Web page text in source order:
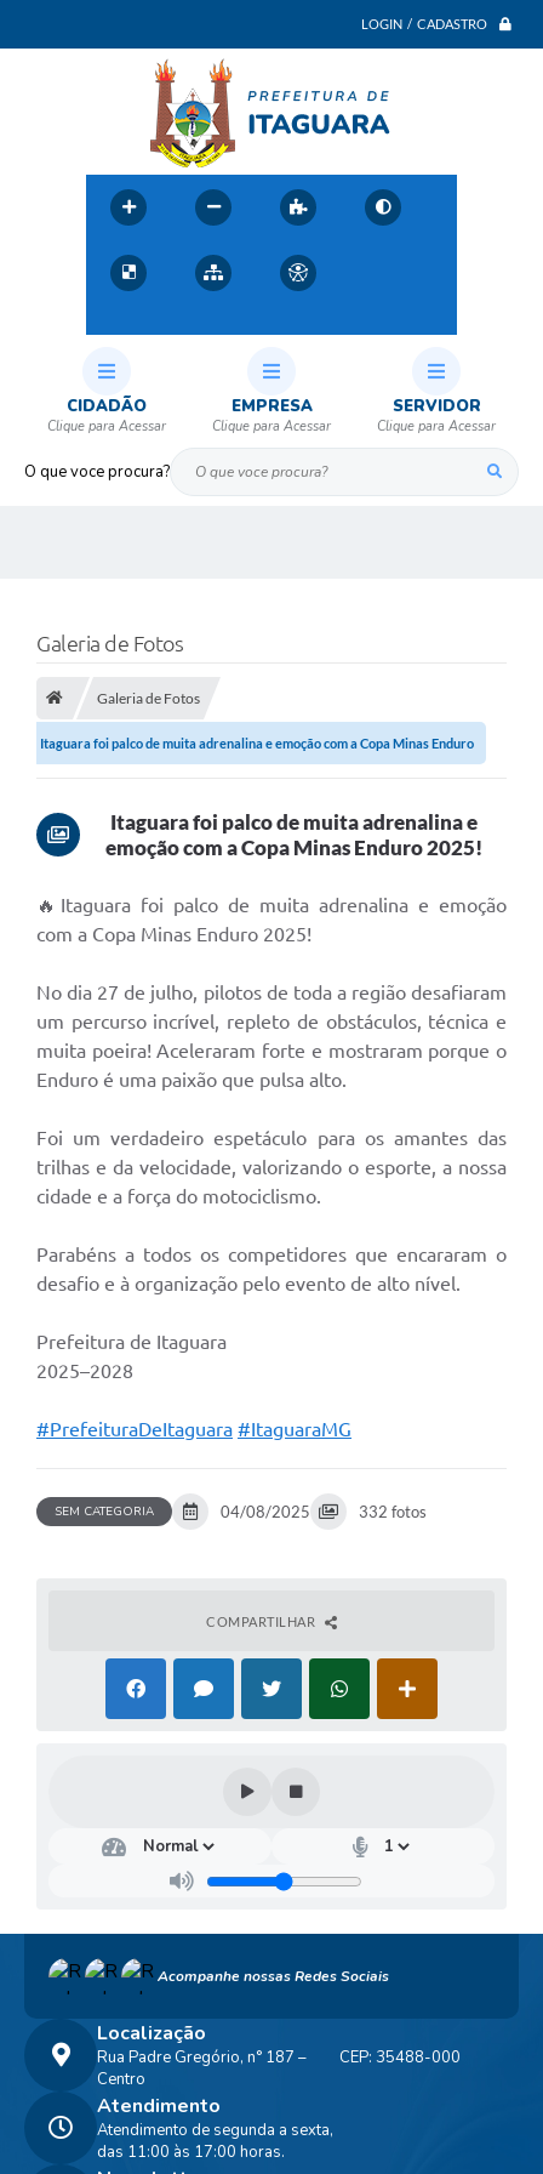
LOGIN / CADASTRO
O que voce procura?
CIDADÃO EMPRESA SERVIDOR
Galeria de Fotos
Galeria de Fotos
Itaguara foi palco de muita adrenalina e emoção com a Copa Minas Enduro
Itaguara foi palco de muita adrenalina e
emoção com a Copa Minas Enduro 2025!
🔥Itaguara foi palco de muita adrenalina e emoção
com a Copa Minas Enduro 2025!
No dia 27 de julho, pilotos de toda a região desafiaram
um percurso incrível, repleto de obstáculos, técnica e
muita poeira! Aceleraram forte e mostraram porque o
Enduro é uma paixão que pulsa alto.
Foi um verdadeiro espetáculo para os amantes das
trilhas e da velocidade, valorizando o esporte, a nossa
cidade e a força do motociclismo.
Parabéns a todos os competidores que encararam o
desafio e à organização pelo evento de alto nível.
Prefeitura de Itaguara
2025–2028
#PrefeituraDeItaguara #ItaguaraMG
SEM CATEGORIA 04/08/2025 332 fotos
COMPARTILHAR
Acompanhe nossas Redes Sociais
Localização
Rua Padre Gregório, n° 187 –
Centro
CEP: 35488-000
Atendimento
Atendimento de segunda a sexta,
das 11:00 às 17:00 horas.